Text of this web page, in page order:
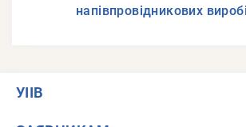
напівпровідникових
УІІВ